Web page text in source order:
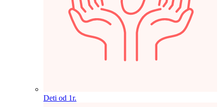
Deti od 1r.